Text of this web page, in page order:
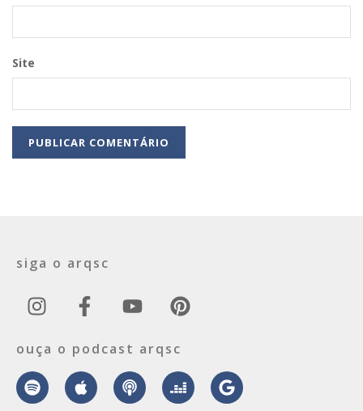
Site
siga o arqsc
ouça o podcast arqsc